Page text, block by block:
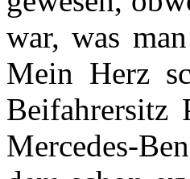
war, was
Mein Herz
Beifahrersitz
Mercedes-